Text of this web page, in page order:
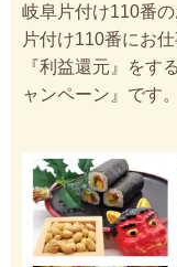
岐阜片付け110番
片付け110番にお
『利益還元』をす
ャンペーン』です。